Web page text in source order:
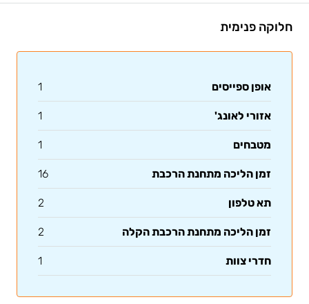
חלוקה פנימית
אופן ספייסים 1
אזורי לאונג' 1
מטבחים 1
זמן הליכה מתחנת הרכבת 16
תא טלפון 2
זמן הליכה מתחנת הרכבת הקלה 2
חדרי צוות 1